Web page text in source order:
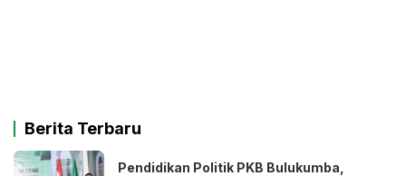
Berita Terbaru
Pendidikan Politik PKB Bulukumba,